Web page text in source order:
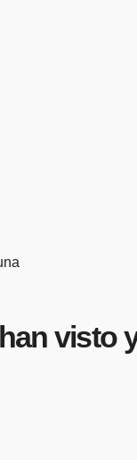
visto